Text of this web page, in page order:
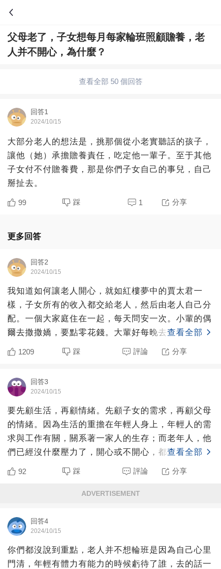
父母老了，子女想每月每家輪班照顧贍養，老
人并不開心，為什麼？
查看全部 50 個回答
回答1
2024/10/15
大部分老人的想法是，挑那個從小老實聽話的孩子，
讓他（她）承擔贍養責任，吃定他一輩子。至于其他
子女付不付贍養費，那是你們子女自己的事兒，自己
掰扯去。
99 踩 1 分享
更多回答
回答2
2024/10/15
我知道如何讓老人開心，就如紅樓夢中的賈太君一
樣，子女所有的收入都交給老人，然后由老人自己分
配。一個大家庭住在一起，每天問安一次。小輩的偶
爾去撒撒嬌，要點零花錢。大輩好每晚去復述今天的
事情，由老人指點對
查看全部
1209 踩 評論 分享
回答3
2024/10/15
要先顧生活，再顧情緒。先顧子女的需求，再顧父母
的情緒。因為生活的重擔在年輕人身上，年輕人的需
求與工作有關，關系著一家人的生存；而老年人，他
們已經沒什麼壓力了，開心或不開心，都影響不了全
家的生存狀況。當
查看全部
92 踩 評論 分享
ADVERTISEMENT
回答4
2024/10/15
你們都沒說到重點，老人并不想輪班是因為自己心里
門清，年輕有體力有能力的時候虧待了誰，去的話一
問答